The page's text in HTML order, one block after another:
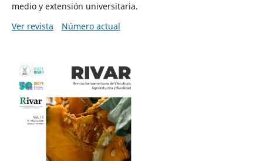
medio y extensión universitaria.
Ver revista
Número actual